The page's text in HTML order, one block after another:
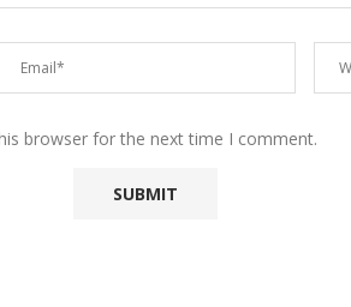
browser for the next time I comment.